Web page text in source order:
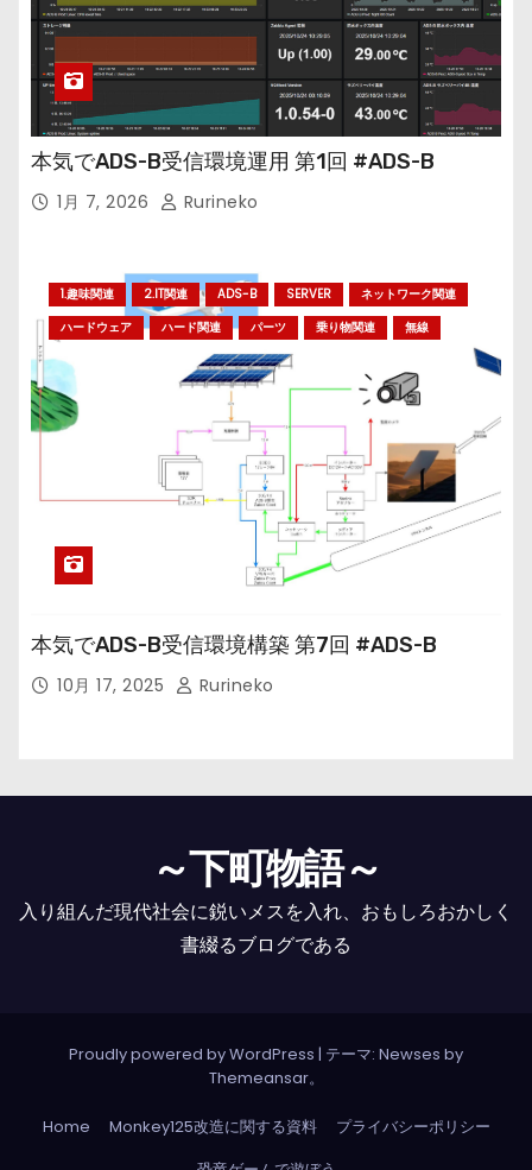
本気でADS-B受信環境運用 第1回 #ADS-B
1月 7, 2026 Rurineko
1.趣味関連 2.IT関連 ADS-B SERVER
ネットワーク関連
ハードウェア
ハード関連 パーツ 乗り物関連 無線
本気でADS-B受信環境構築 第7回 #ADS-B
10月 17, 2025 Rurineko
～下町物語～
入り組んだ現代社会に鋭いメスを入れ、おもしろおかしく
書綴るブログである
Proudly powered by WordPress | テーマ: Newses by
Themeansar。
Home Monkey125改造に関する資料
プライバシーポリシー